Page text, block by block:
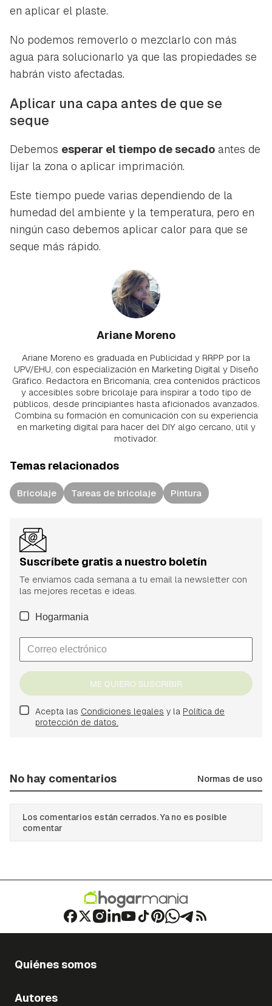
en aplicar el plaste.
No podemos removerlo o mezclarlo con más
agua para solucionarlo ya que las propiedades se
habrán visto afectadas.
Aplicar una capa antes de que se
seque
Debemos esperar el tiempo de secado antes de
lijar la zona o aplicar imprimación.
Este tiempo puede varias dependiendo de la
humedad del ambiente y la temperatura, pero en
ningún caso debemos aplicar calor para que se
seque más rápido.
Ariane Moreno
Ariane Moreno es graduada en Publicidad y RRPP por la
UPV/EHU, con especialización en Marketing Digital y Diseño
Gráfico. Redactora en Bricomanía, crea contenidos prácticos
y accesibles sobre bricolaje para inspirar a todo tipo de
públicos, desde principiantes hasta aficionados avanzados.
Combina su formación en comunicación con su experiencia
en marketing digital para hacer del DIY algo cercano, útil y
motivador.
Temas relacionados
Bricolaje Tareas de bricolaje Pintura
Suscríbete gratis a nuestro boletín
Te enviamos cada semana a tu email la newsletter con
las mejores recetas e ideas.
Hogarmania
ME QUIERO SUSCRIBIR
Acepta las Condiciones legales y la Política de
protección de datos.
No hay comentarios Normas de uso
Los comentarios están cerrados. Ya no es posible
comentar
Quiénes somos
Autores